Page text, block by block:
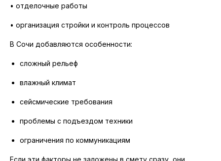
• отделочные работы
• организация стройки и контроль процессов
В Сочи добавляются особенности:
сложный рельеф
влажный климат
сейсмические требования
проблемы с подъездом техники
ограничения по коммуникациям
Если эти факторы не заложены в смету сразу, они